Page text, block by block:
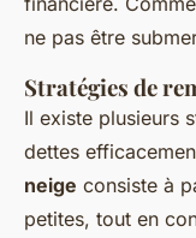
ne pas être
Stratégies de
Il existe plusieurs
dettes
neige consiste à
petites, tout en